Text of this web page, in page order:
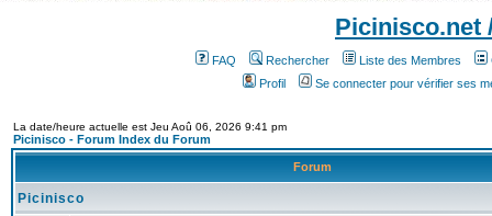
Picinisco.net
FAQ Rechercher Liste des Membres
Profil
Se connecter pour vérifier ses
La date/heure actuelle est Jeu Aoû 06, 2026 9:41 pm
Picinisco - Forum Index du Forum
Forum
Picinisco